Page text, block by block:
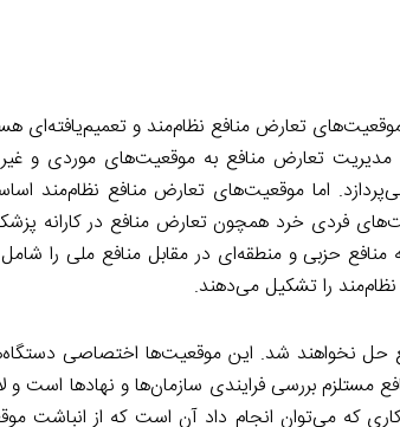
تعارض منافع نظام‌مند و تعمیم‌یافته‌ای
مدیریت تعارض منافع به موقعیت‌های موردی و
اما موقعیت‌های تعارض منافع نظام‌مند
فردی خرد همچون تعارض منافع در کارانه
حزبی و منطقه‌ای در مقابل منافع ملی را
را تشکیل می‌دهند.
حل نخواهند شد. این موقعیت‌ها اختصاصی
بررسی فرایندی سازمان‌ها و نهادها است و
که می‌توان انجام داد آن است که از انباشت